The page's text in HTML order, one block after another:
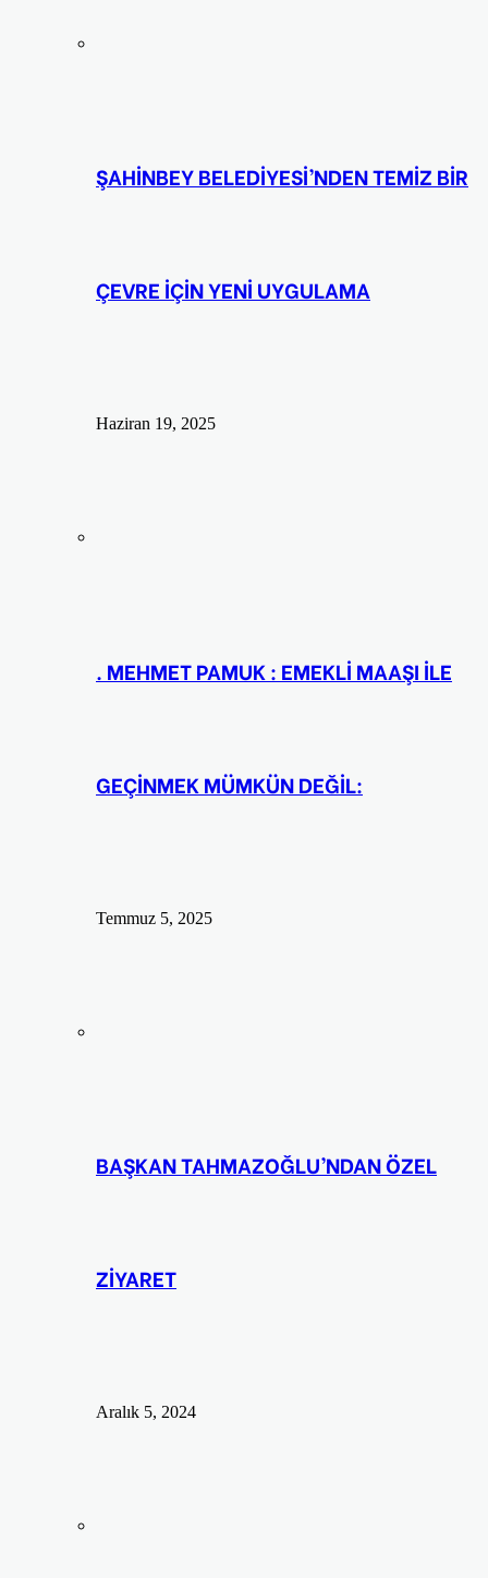
ŞAHİNBEY BELEDİYESİ’NDEN TEMİZ BİR
ÇEVRE İÇİN YENİ UYGULAMA
Haziran 19, 2025
. MEHMET PAMUK : EMEKLİ MAAŞI İLE
GEÇİNMEK MÜMKÜN DEĞİL:
Temmuz 5, 2025
BAŞKAN TAHMAZOĞLU’NDAN ÖZEL
ZİYARET
Aralık 5, 2024